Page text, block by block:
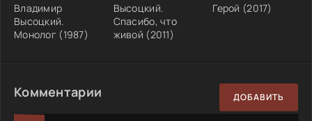
Владимир
Высоцкий.
Монолог (1987)
Высоцкий.
Спасибо, что
живой (2011)
Герой (2017)
Комментарии ДОБАВИТЬ